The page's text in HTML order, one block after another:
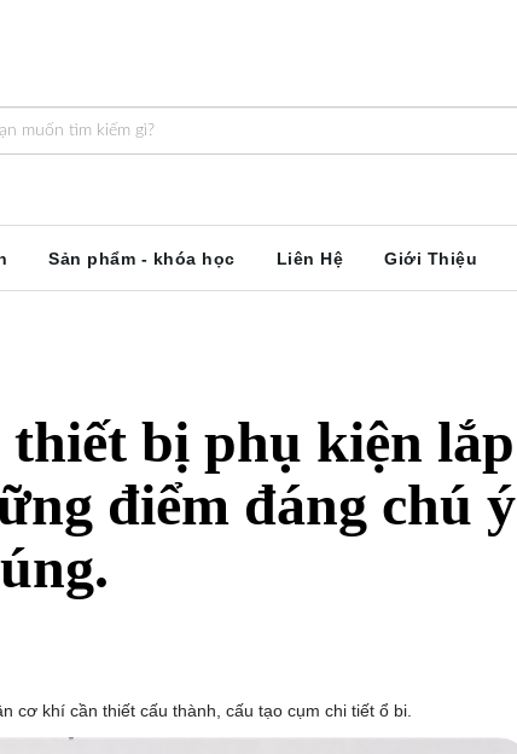
Sản phẩm - khóa học Liên Hệ Giới Thiệu
thiết bị phụ kiện lắp
điểm đáng chú ý
cơ khí cần thiết cấu thành, cấu tạo cụm chi tiết ổ bi.